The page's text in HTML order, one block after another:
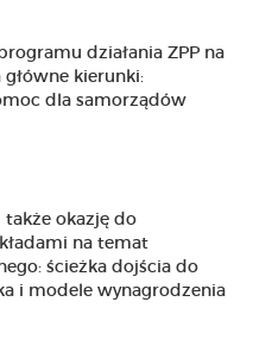
działania ZPP na
kierunki:
dla samorządów
okazję do
na temat
ścieżka dojścia do
i modele wynagrodzenia